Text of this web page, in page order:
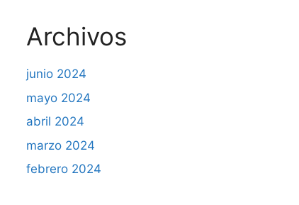
Archivos
junio 2024
mayo 2024
abril 2024
marzo 2024
febrero 2024